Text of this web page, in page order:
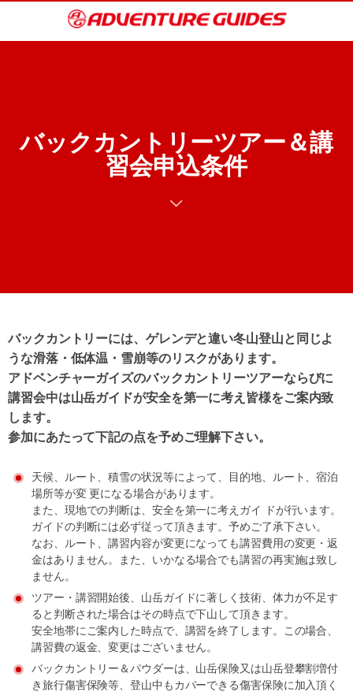
バックカントリーツアー＆講
習会申込条件
バックカントリーには、ゲレンデと違い冬山登山と同じよ
うな滑落・低体温・雪崩等のリスクがあります。
アドベンチャーガイズのバックカントリーツアーならびに
講習会中は山岳ガイドが安全を第一に考え皆様をご案内致
します。
参加にあたって下記の点を予めご理解下さい。
天候、ルート、積雪の状況等によって、目的地、ルート、宿泊
場所等が変 更になる場合があります。
また、現地での判断は、安全を第一に考えガイ ドが行います。
ガイドの判断には必ず従って頂きます。予めご了承下さい。
なお、ルート、講習内容が変更になっても講習費用の変更・返
金はありません。また、いかなる場合でも講習の再実施は致し
ません。
ツアー・講習開始後、山岳ガイドに著しく技術、体力が不足す
ると判断された場合はその時点で下山して頂きます。
安全地帯にご案内した時点で、講習を終了します。この場合、
講習費の返金、変更はございません。
バックカントリー＆パウダーは、山岳保険又は山岳登攀割増付
き旅行傷害保険等、登山中もカバーできる傷害保険に加入頂く